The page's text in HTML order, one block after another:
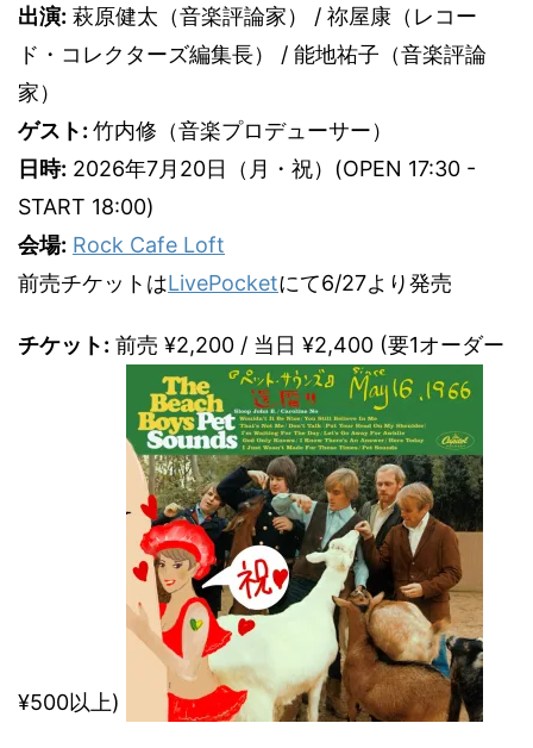
出演: 萩原健太（音楽評論家） / 祢屋康（レコー
ド・コレクターズ編集長） / 能地祐子（音楽評論
家）
ゲスト: 竹内修（音楽プロデューサー）
日時: 2026年7月20日（月・祝）(OPEN 17:30 -
START 18:00)
会場: Rock Cafe Loft
前売チケットはLivePocketにて6/27より発売
チケット: 前売 ¥2,200 / 当日 ¥2,400 (要1オーダー
¥500以上)